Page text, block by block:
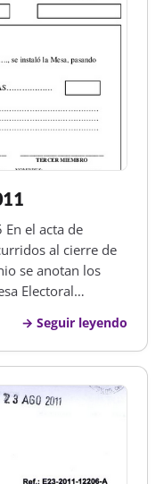
En el acta de
al cierre de
se anotan los
Electoral
y dos
Seguir leyendo